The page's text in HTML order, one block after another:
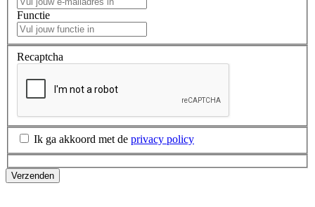
Functie
Recaptcha
Ik ga akkoord met de privacy policy